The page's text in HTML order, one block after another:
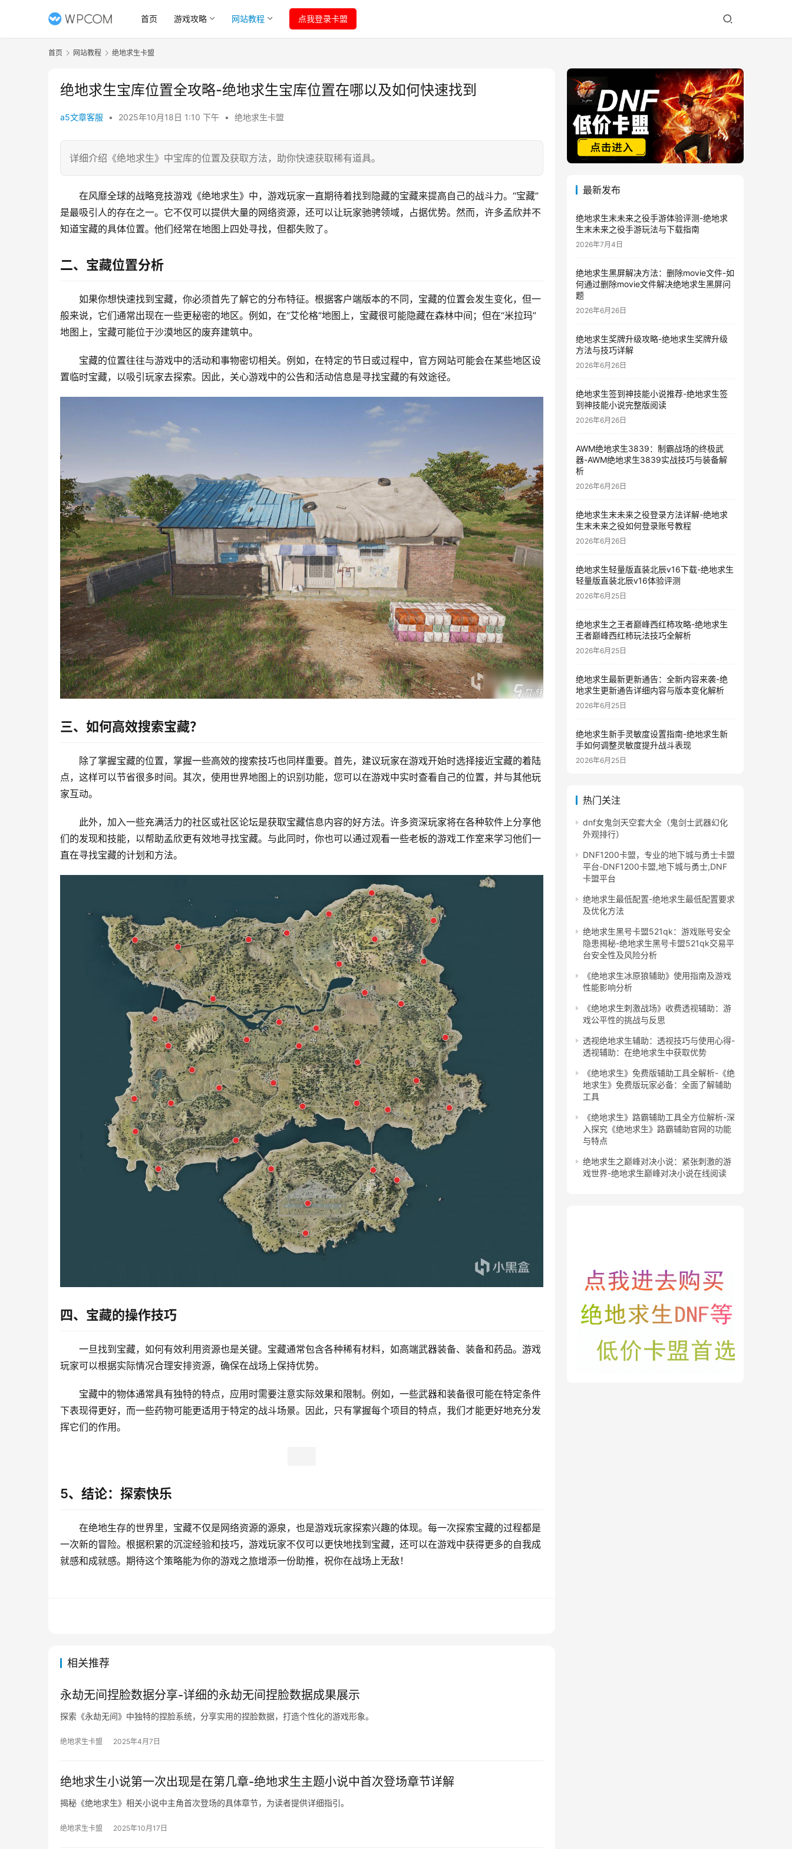
首页 游戏攻略 网站教程 点我登录卡盟
首页 网站教程 绝地求生卡盟
绝地求生宝库位置全攻略-绝地求生宝库位置在哪以及如何快速找到
a5文章客服 • 2025年10月18日 1:10 下午 • 绝地求生卡盟
详细介绍《绝地求生》中宝库的位置及获取方法，助你快速获取稀有道具。
在风靡全球的战略竞技游戏《绝地求生》中，游戏玩家一直期待着找到隐藏的宝藏来提高自己的战斗力。“宝藏”
是最吸引人的存在之一。它不仅可以提供大量的网络资源，还可以让玩家驰骋领域，占据优势。然而，许多孟欣并不
知道宝藏的具体位置。他们经常在地图上四处寻找，但都失败了。
二、宝藏位置分析
如果你想快速找到宝藏，你必须首先了解它的分布特征。根据客户端版本的不同，宝藏的位置会发生变化，但一
般来说，它们通常出现在一些更秘密的地区。例如，在“艾伦格”地图上，宝藏很可能隐藏在森林中间；但在“米拉玛”
地图上，宝藏可能位于沙漠地区的废弃建筑中。
宝藏的位置往往与游戏中的活动和事物密切相关。例如，在特定的节日或过程中，官方网站可能会在某些地区设
置临时宝藏，以吸引玩家去探索。因此，关心游戏中的公告和活动信息是寻找宝藏的有效途径。
三、如何高效搜索宝藏？
除了掌握宝藏的位置，掌握一些高效的搜索技巧也同样重要。首先，建议玩家在游戏开始时选择接近宝藏的着陆
点，这样可以节省很多时间。其次，使用世界地图上的识别功能，您可以在游戏中实时查看自己的位置，并与其他玩
家互动。
此外，加入一些充满活力的社区或社区论坛是获取宝藏信息内容的好方法。许多资深玩家将在各种软件上分享他
们的发现和技能，以帮助孟欣更有效地寻找宝藏。与此同时，你也可以通过观看一些老板的游戏工作室来学习他们一
直在寻找宝藏的计划和方法。
四、宝藏的操作技巧
一旦找到宝藏，如何有效利用资源也是关键。宝藏通常包含各种稀有材料，如高端武器装备、装备和药品。游戏
玩家可以根据实际情况合理安排资源，确保在战场上保持优势。
宝藏中的物体通常具有独特的特点，应用时需要注意实际效果和限制。例如，一些武器和装备很可能在特定条件
下表现得更好，而一些药物可能更适用于特定的战斗场景。因此，只有掌握每个项目的特点，我们才能更好地充分发
挥它们的作用。
5、结论：探索快乐
在绝地生存的世界里，宝藏不仅是网络资源的源泉，也是游戏玩家探索兴趣的体现。每一次探索宝藏的过程都是
一次新的冒险。根据积累的沉淀经验和技巧，游戏玩家不仅可以更快地找到宝藏，还可以在游戏中获得更多的自我成
就感和成就感。期待这个策略能为你的游戏之旅增添一份助推，祝你在战场上无敌！
相关推荐
永劫无间捏脸数据分享-详细的永劫无间捏脸数据成果展示
探索《永劫无间》中独特的捏脸系统，分享实用的捏脸数据，打造个性化的游戏形象。
绝地求生卡盟 2025年4月7日
绝地求生小说第一次出现是在第几章-绝地求生主题小说中首次登场章节详解
揭秘《绝地求生》相关小说中主角首次登场的具体章节，为读者提供详细指引。
绝地求生卡盟 2025年10月17日
最新发布
绝地求生末未来之役手游体验评测-绝地求
生末未来之役手游玩法与下载指南
2026年7月4日
绝地求生黑屏解决方法：删除movie文件-如
何通过删除movie文件解决绝地求生黑屏问
题
2026年6月26日
绝地求生奖牌升级攻略-绝地求生奖牌升级
方法与技巧详解
2026年6月26日
绝地求生签到神技能小说推荐-绝地求生签
到神技能小说完整版阅读
2026年6月26日
AWM绝地求生3839：制霸战场的终极武
器-AWM绝地求生3839实战技巧与装备解
析
2026年6月26日
绝地求生末未来之役登录方法详解-绝地求
生末未来之役如何登录账号教程
2026年6月26日
绝地求生轻量版直装北辰v16下载-绝地求生
轻量版直装北辰v16体验评测
2026年6月25日
绝地求生之王者巅峰西红柿攻略-绝地求生
王者巅峰西红柿玩法技巧全解析
2026年6月25日
绝地求生最新更新通告：全新内容来袭-绝
地求生更新通告详细内容与版本变化解析
2026年6月25日
绝地求生新手灵敏度设置指南-绝地求生新
手如何调整灵敏度提升战斗表现
2026年6月25日
热门关注
dnf女鬼剑天空套大全（鬼剑士武器幻化
外观排行）
DNF1200卡盟，专业的地下城与勇士卡盟
平台-DNF1200卡盟,地下城与勇士,DNF
卡盟平台
绝地求生最低配置-绝地求生最低配置要求
及优化方法
绝地求生黑号卡盟521qk：游戏账号安全
隐患揭秘-绝地求生黑号卡盟521qk交易平
台安全性及风险分析
《绝地求生冰原狼辅助》使用指南及游戏
性能影响分析
《绝地求生刺激战场》收费透视辅助：游
戏公平性的挑战与反思
透视绝地求生辅助：透视技巧与使用心得-
透视辅助：在绝地求生中获取优势
《绝地求生》免费版辅助工具全解析-《绝
地求生》免费版玩家必备：全面了解辅助
工具
《绝地求生》路霸辅助工具全方位解析-深
入探究《绝地求生》路霸辅助官网的功能
与特点
绝地求生之巅峰对决小说：紧张刺激的游
戏世界-绝地求生巅峰对决小说在线阅读